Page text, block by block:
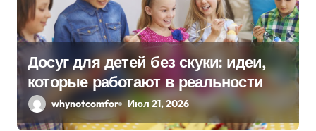
о
з
а
п
Досуг для детей без скуки: идеи,
которые работают в реальности
whynotcomfor Июл 21, 2026